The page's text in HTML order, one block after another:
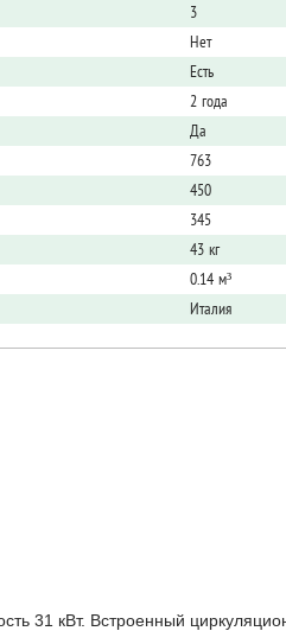
3
Нет
Есть
2 года
Да
763
450
345
43 кг
0.14 м³
Италия
31 кВт. Встроенный